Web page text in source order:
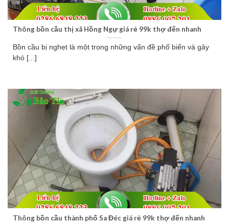
Thông bồn cầu thị xã Hồng Ngự giá rẻ 99k thợ đến nhanh
Bồn cầu bị nghẹt là một trong những vấn đề phổ biến và gây
khó [...]
Thông bồn cầu thành phố Sa Đéc giá rẻ 99k thợ đến nhanh